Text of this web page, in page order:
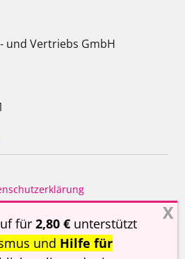
und Vertriebs GmbH
für2,80 € unterstützt
und Hilfe für